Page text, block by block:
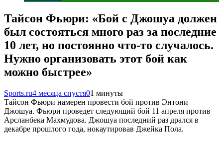
Тайсон Фьюри: «Бой с Джошуа должен
был состояться много раз за последние
10 лет, но постоянно что-то случалось.
Нужно организовать этот бой как
можно быстрее»
Sports.ru4 месяца спустя01 минуты
Тайсон Фьюри намерен провести бой против Энтони
Джошуа. Фьюри проведет следующий бой 11 апреля против
Арсланбека Махмудова. Джошуа последний раз дрался в
декабре прошлого года, нокаутировав Джейка Пола.